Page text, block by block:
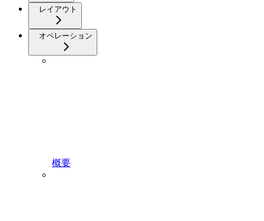
レイアウト
オペレーション
概要